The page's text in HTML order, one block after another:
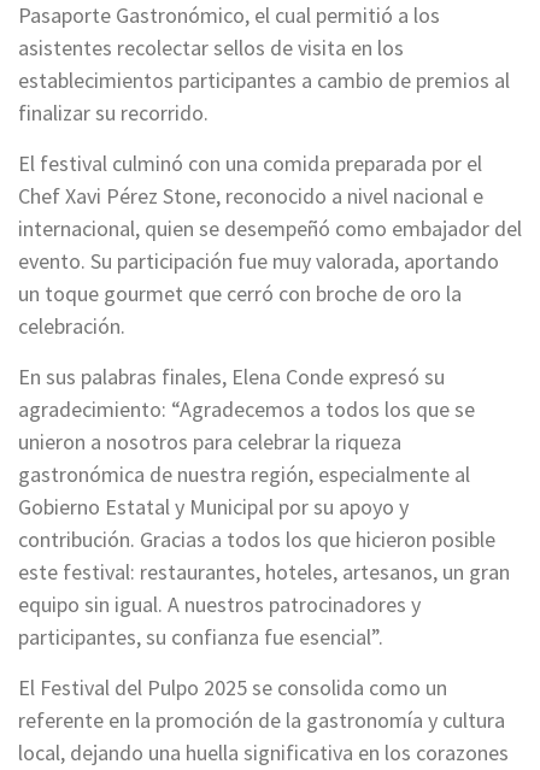
Pasaporte Gastronómico, el cual permitió a los
asistentes recolectar sellos de visita en los
establecimientos participantes a cambio de premios al
finalizar su recorrido.
El festival culminó con una comida preparada por el
Chef Xavi Pérez Stone, reconocido a nivel nacional e
internacional, quien se desempeñó como embajador del
evento. Su participación fue muy valorada, aportando
un toque gourmet que cerró con broche de oro la
celebración.
En sus palabras finales, Elena Conde expresó su
agradecimiento: “Agradecemos a todos los que se
unieron a nosotros para celebrar la riqueza
gastronómica de nuestra región, especialmente al
Gobierno Estatal y Municipal por su apoyo y
contribución. Gracias a todos los que hicieron posible
este festival: restaurantes, hoteles, artesanos, un gran
equipo sin igual. A nuestros patrocinadores y
participantes, su confianza fue esencial”.
El Festival del Pulpo 2025 se consolida como un
referente en la promoción de la gastronomía y cultura
local, dejando una huella significativa en los corazones